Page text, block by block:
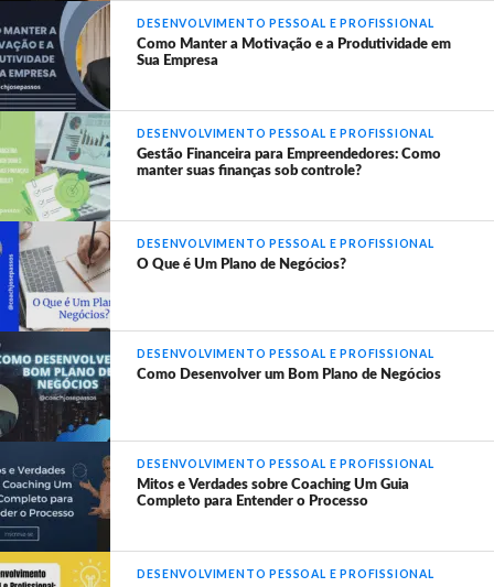
DESENVOLVIMENTO PESSOAL E PROFISSIONAL
Como Manter a Motivação e a Produtividade em
Sua Empresa
DESENVOLVIMENTO PESSOAL E PROFISSIONAL
Gestão Financeira para Empreendedores: Como
manter suas finanças sob controle?
DESENVOLVIMENTO PESSOAL E PROFISSIONAL
O Que é Um Plano de Negócios?
DESENVOLVIMENTO PESSOAL E PROFISSIONAL
Como Desenvolver um Bom Plano de Negócios
DESENVOLVIMENTO PESSOAL E PROFISSIONAL
Mitos e Verdades sobre Coaching Um Guia
Completo para Entender o Processo
DESENVOLVIMENTO PESSOAL E PROFISSIONAL